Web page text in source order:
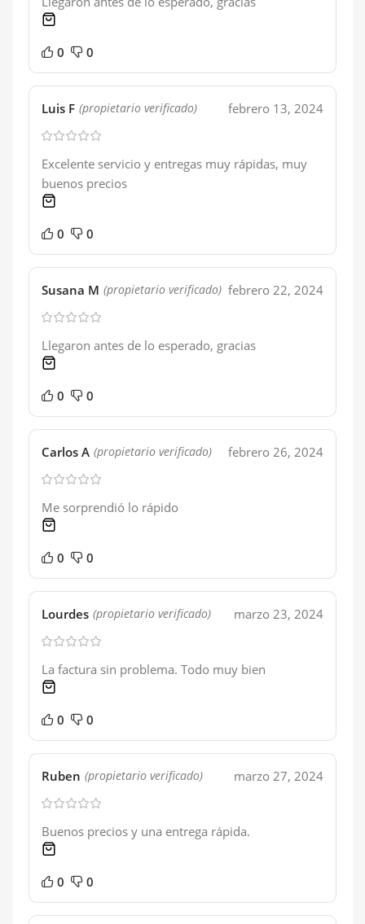
0 0
Luis F (propietario verificado) febrero 13, 2024
Excelente servicio y entregas muy rápidas, muy
buenos precios
0 0
Susana M (propietario verificado) febrero 22, 2024
Llegaron antes de lo esperado, gracias
0 0
Carlos A (propietario verificado) febrero 26, 2024
Me sorprendió lo rápido
0 0
Lourdes (propietario verificado) marzo 23, 2024
La factura sin problema. Todo muy bien
0 0
Ruben (propietario verificado) marzo 27, 2024
Buenos precios y una entrega rápida.
0 0